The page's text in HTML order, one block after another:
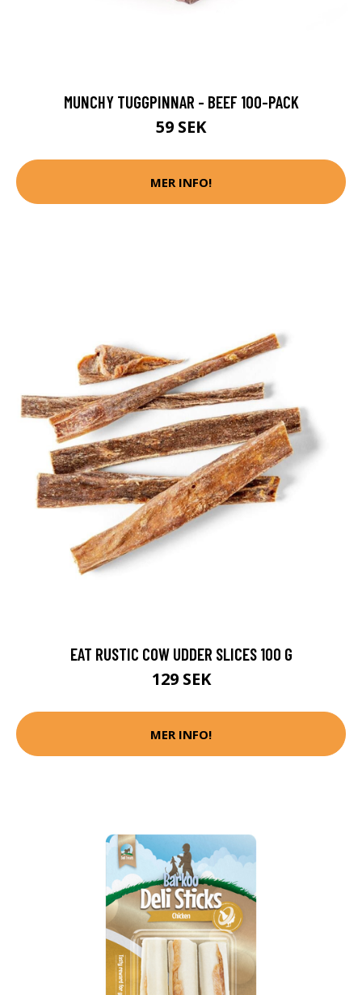
MUNCHY TUGGPINNAR - BEEF 100-PACK
59 SEK
MER INFO!
EAT RUSTIC COW UDDER SLICES 100 G
129 SEK
MER INFO!